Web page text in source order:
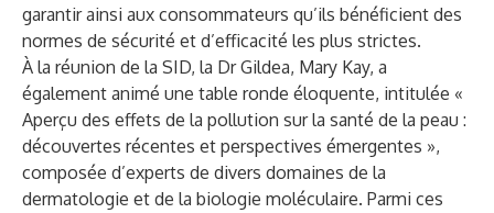
garantir ainsi aux consommateurs qu’ils bénéficient des
normes de sécurité et d’efficacité les plus strictes.
À la réunion de la SID, la Dr Gildea, Mary Kay, a
également animé une table ronde éloquente, intitulée «
Aperçu des effets de la pollution sur la santé de la peau :
découvertes récentes et perspectives émergentes »,
composée d’experts de divers domaines de la
dermatologie et de la biologie moléculaire. Parmi ces